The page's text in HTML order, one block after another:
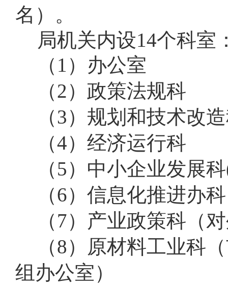
名）。
局机关内设14个科室
（1）办公室
（2）政策法规科
（3）规划和技术改
（4）经济运行科
（5）中小企业发展
（6）信息化推进办科
（7）产业政策科（
（8）原材料工业科
组办公室）